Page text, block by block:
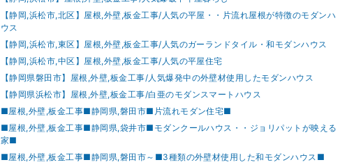
【静岡,浜松市,北区】屋根,外壁,板金工事/人気の平屋・・片流れ屋根が特徴のモダンハ
ウス
【静岡,浜松市,東区】屋根,外壁,板金工事/人気のガーランドタイル・和モダンハウス
【静岡,浜松市,中区】屋根,外壁,板金工事/人気の平屋住宅
【静岡県磐田市】屋根,外壁,板金工事/人気爆発中の外壁材使用したモダンハウス
【静岡県浜松市】屋根,外壁,板金工事/白亜のモダンスマートハウス
■屋根,外壁,板金工事■静岡県,磐田市■片流れモダン住宅■
■屋根,外壁,板金工事■静岡県,袋井市■モダンクールハウス・・ジョリパットが映える
家■
■屋根,外壁,板金工事■静岡県,磐田市～■3種類の外壁材使用した和モダンハウス■